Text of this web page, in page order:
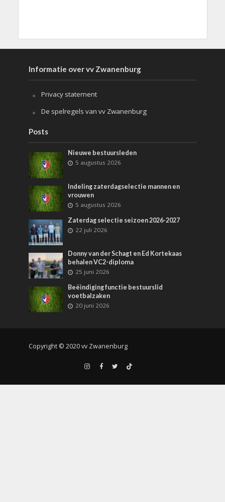
Informatie over vv Zwanenburg
Privacy statement
De spelregels van vv Zwanenburg
Posts
Nieuwe bestuursleden
5 augustus 2026
Indeling zaterdagselectie mannen en
vrouwen
5 augustus 2026
Zaterdag selectie seizoen 2026-2027
22 juli 2026
Donny van der Schagt en Ed Kortekaas
behalen VC2-diploma
25 juni 2026
Beëindiging functie bestuurslid
voetbalzaken
20 juni 2026
Copyright © 2020 vv Zwanenburg